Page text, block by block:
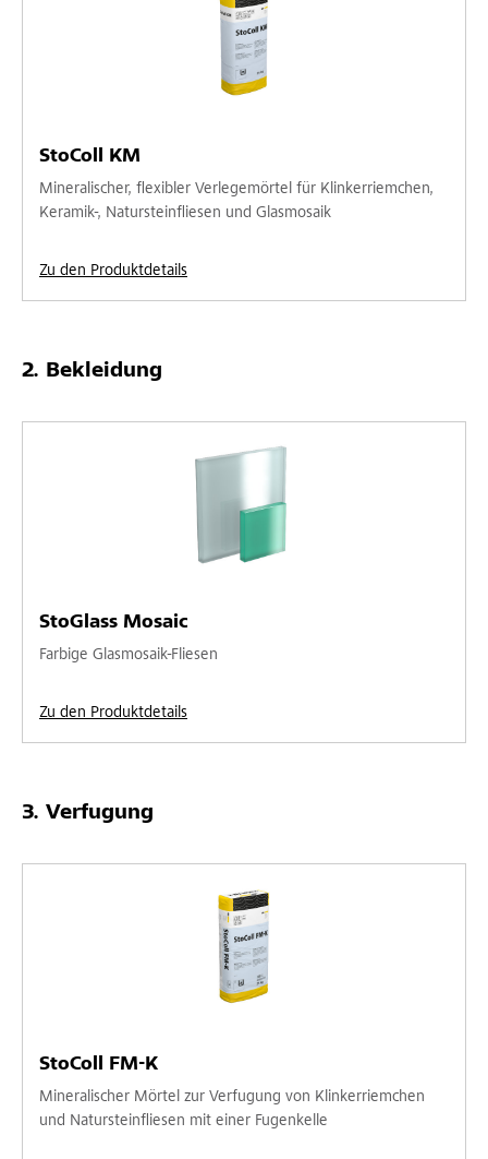
StoColl KM
Mineralischer, flexibler Verlegemörtel für Klinkerriemchen,
Keramik-, Natursteinfliesen und Glasmosaik
Zu den Produktdetails
Bekleidung
StoGlass Mosaic
Farbige Glasmosaik-Fliesen
Zu den Produktdetails
Verfugung
StoColl FM-K
Mineralischer Mörtel zur Verfugung von Klinkerriemchen
und Natursteinfliesen mit einer Fugenkelle